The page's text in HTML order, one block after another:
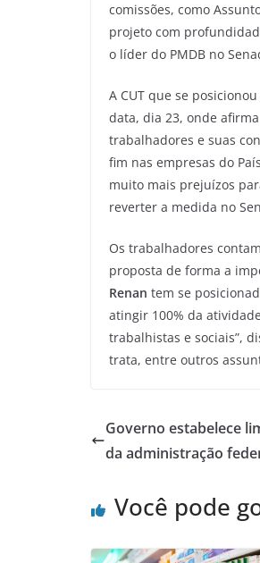
comissões, como
projeto com
o líder do PMDB no
A CUT que se
data, dia 23, onde
trabalhadores e suas
fim nas empresas do
muito mais prejuízos
reverter a medida no
Os trabalhadores
proposta de forma a
Renan tem se
atingir 100% da
trabalhistas e sociais”,
trata, entre outros
Governo estabelece
da administração
Você pode